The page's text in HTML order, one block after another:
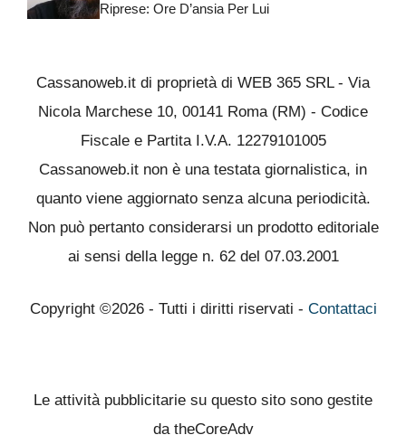
Riprese: Ore D’ansia Per Lui
Cassanoweb.it di proprietà di WEB 365 SRL - Via
Nicola Marchese 10, 00141 Roma (RM) - Codice
Fiscale e Partita I.V.A. 12279101005
Cassanoweb.it non è una testata giornalistica, in
quanto viene aggiornato senza alcuna periodicità.
Non può pertanto considerarsi un prodotto editoriale
ai sensi della legge n. 62 del 07.03.2001
Copyright ©2026 - Tutti i diritti riservati - Contattaci
Le attività pubblicitarie su questo sito sono gestite
da theCoreAdv